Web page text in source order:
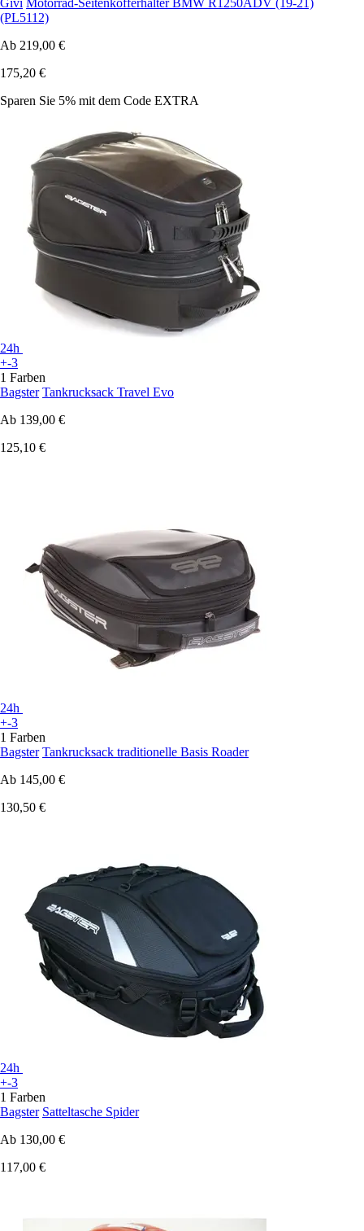
(PL5112)
Ab 219,00 €
175,20 €
Sparen Sie 5% mit dem Code EXTRA
24h
+-3
1 Farben
Bagster Tankrucksack Travel Evo
Ab 139,00 €
125,10 €
24h
+-3
1 Farben
Bagster Tankrucksack traditionelle Basis Roader
Ab 145,00 €
130,50 €
24h
+-3
1 Farben
Bagster Satteltasche Spider
Ab 130,00 €
117,00 €